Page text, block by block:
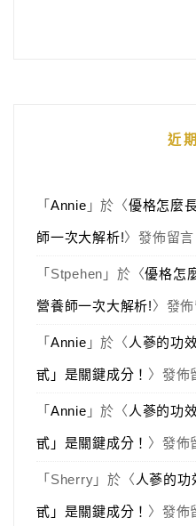
近
「 Annie 」於〈優格怎麼
師一次大解析!〉發佈留言
「 Stpehen 」於〈優格怎
營養師一次大解析!〉發
「 Annie 」於〈 人蔘的功
甙」是關鍵成分！ 〉發佈
「 Annie 」於〈 人蔘的功
甙」是關鍵成分！ 〉發佈
「 Sherry 」於〈 人蔘的功
甙」是關鍵成分！ 〉發佈